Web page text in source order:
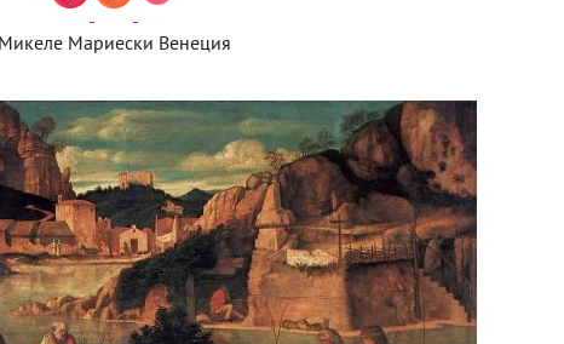
Мариески Венеция